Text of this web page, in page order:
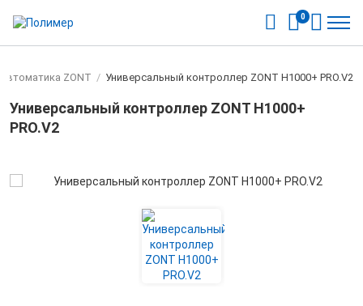
0
Автоматика ZONT / Универсальный контроллер ZONT H1000+ PRO.V2
Универсальный контроллер ZONT H1000+
PRO.V2